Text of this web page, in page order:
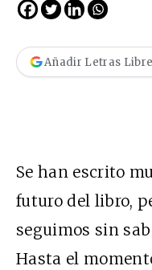
Añadir Letras
Se han escrito
futuro del libro,
seguimos sin
Hasta el